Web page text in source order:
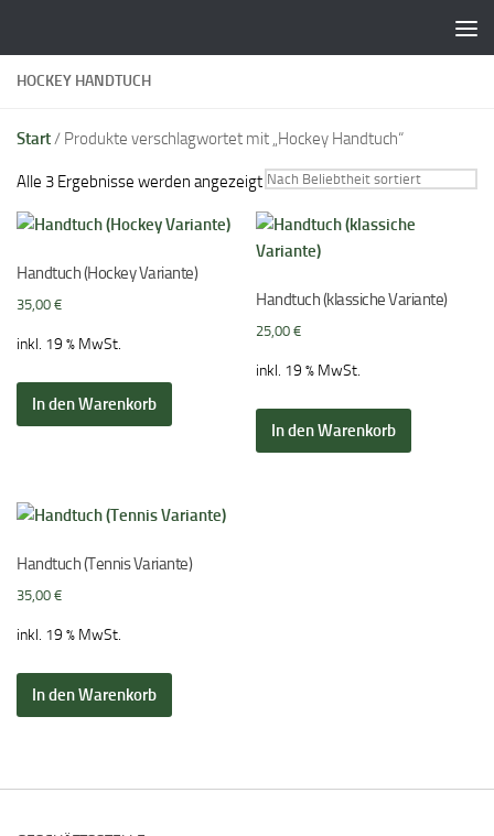
HOCKEY HANDTUCH
Start/ Produkte verschlagwortet mit „Hockey Handtuch“
Alle 3 Ergebnisse werden angezeigtNach
Beliebtheit
sortiert
Handtuch (Hockey Variante)
35,00 €
inkl. 19 % MwSt.
In den Warenkorb
Handtuch (klassiche Variante)
25,00€
inkl. 19 % MwSt.
In den Warenkorb
Handtuch (Tennis Variante)
35,00 €
inkl. 19 % MwSt.
In den Warenkorb